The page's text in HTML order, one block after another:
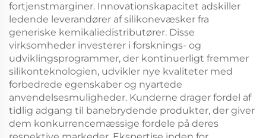
fortjenstmarginer. Innovationskapacitet adskiller
ledende leverandører af silikonevæsker fra
generiske kemikaliedistributører. Disse
virksomheder investerer i forsknings- og
udviklingsprogrammer, der kontinuerligt fremmer
silikonteknologien, udvikler nye kvaliteter med
forbedrede egenskaber og nyartede
anvendelsesmuligheder. Kunderne drager fordel af
tidlig adgang til banebrydende produkter, der giver
dem konkurrencemæssige fordele på deres